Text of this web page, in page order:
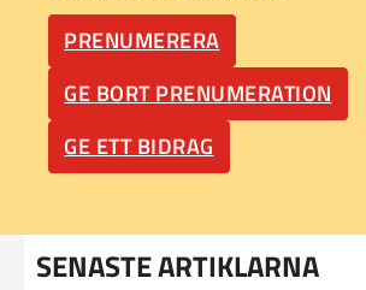
PRENUMERERA
GE BORT PRENUMERATION
GE ETT BIDRAG
SENASTE ARTIKLARNA